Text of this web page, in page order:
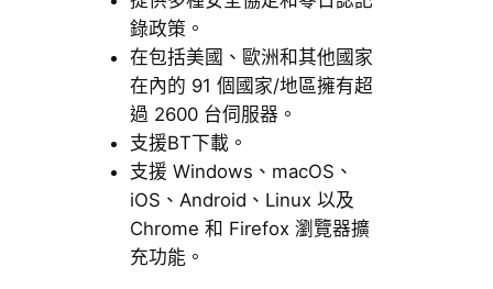
錄政策。
在包括美國、歐洲和其他國家
在內的 91 個國家/地區擁有超
過 2600 台伺服器。
支援BT下載。
支援 Windows、macOS、
iOS、Android、Linux 以及
Chrome 和 Firefox 瀏覽器擴
充功能。